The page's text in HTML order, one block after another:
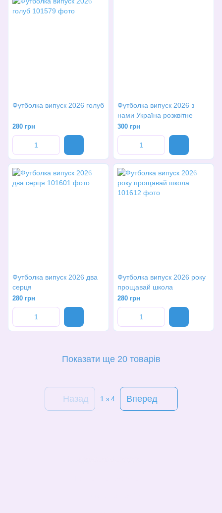
Футболка випуск 2026 голуб
280 грн
Футболка випуск 2026 з
нами Україна розквітне
300 грн
Футболка випуск 2026 два
серця
280 грн
Футболка випуск 2026 року
прощавай школа
280 грн
Показати ще 20 товарів
Назад 1 з 4 Вперед